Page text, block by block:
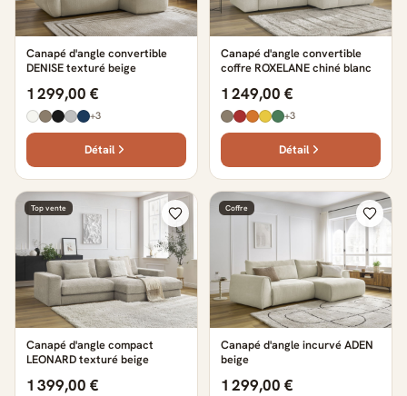
Canapé d'angle convertible
DENISE texturé beige
1 299,00 €
+3
Détail
Canapé d'angle convertible
coffre ROXELANE chiné blanc
1 249,00 €
+3
Détail
Top vente
Canapé d'angle compact
LEONARD texturé beige
1 399,00 €
Coffre
Canapé d'angle incurvé ADEN
beige
1 299,00 €